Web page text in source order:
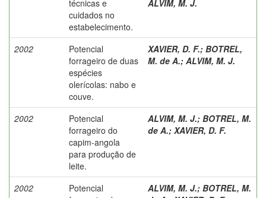
técnicas e
cuidados no
estabelecimento.
ALVIM, M. J.
2002
Potencial
forrageiro de duas
espécies
olerícolas: nabo e
couve.
XAVIER, D. F.; BOTREL,
M. de A.; ALVIM, M. J.
2002
Potencial
forrageiro do
capim-angola
para produção de
leite.
ALVIM, M. J.; BOTREL, M.
de A.; XAVIER, D. F.
2002
Potencial
ALVIM, M. J.; BOTREL, M.